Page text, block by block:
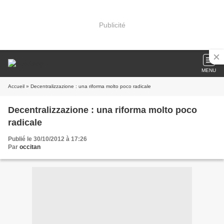
Publicité
MENU
Accueil » Decentralizzazione : una riforma molto poco radicale
Decentralizzazione : una riforma molto poco
radicale
Publié le 30/10/2012 à 17:26
Par occitan